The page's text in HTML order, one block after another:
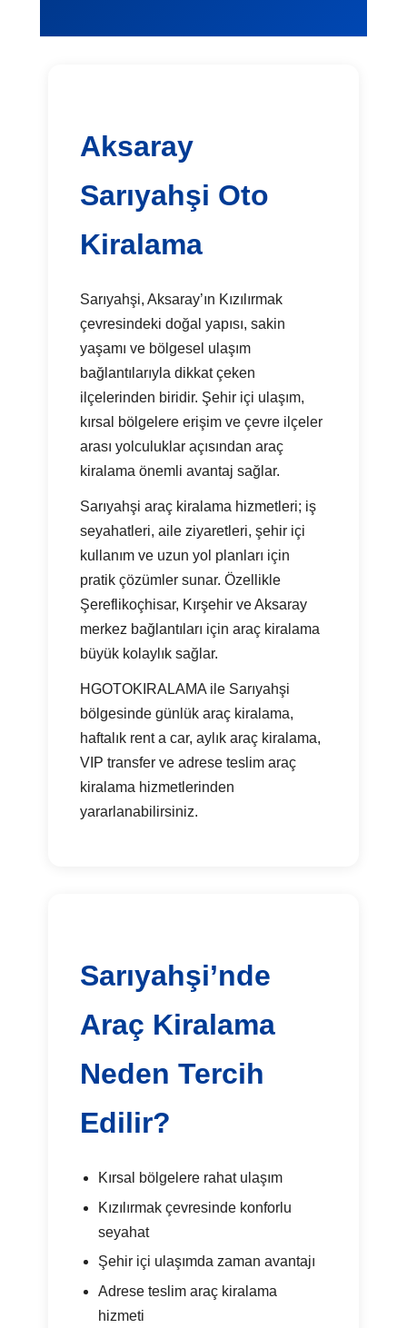
Aksaray
Sarıyahşi Oto
Kiralama
Sarıyahşi, Aksaray’ın Kızılırmak
çevresindeki doğal yapısı, sakin
yaşamı ve bölgesel ulaşım
bağlantılarıyla dikkat çeken
ilçelerinden biridir. Şehir içi ulaşım,
kırsal bölgelere erişim ve çevre ilçeler
arası yolculuklar açısından araç
kiralama önemli avantaj sağlar.
Sarıyahşi araç kiralama hizmetleri; iş
seyahatleri, aile ziyaretleri, şehir içi
kullanım ve uzun yol planları için
pratik çözümler sunar. Özellikle
Şereflikoçhisar, Kırşehir ve Aksaray
merkez bağlantıları için araç kiralama
büyük kolaylık sağlar.
HGOTOKIRALAMA ile Sarıyahşi
bölgesinde günlük araç kiralama,
haftalık rent a car, aylık araç kiralama,
VIP transfer ve adrese teslim araç
kiralama hizmetlerinden
yararlanabilirsiniz.
Sarıyahşi’nde
Araç Kiralama
Neden Tercih
Edilir?
Kırsal bölgelere rahat ulaşım
Kızılırmak çevresinde konforlu
seyahat
Şehir içi ulaşımda zaman avantajı
Adrese teslim araç kiralama
hizmeti